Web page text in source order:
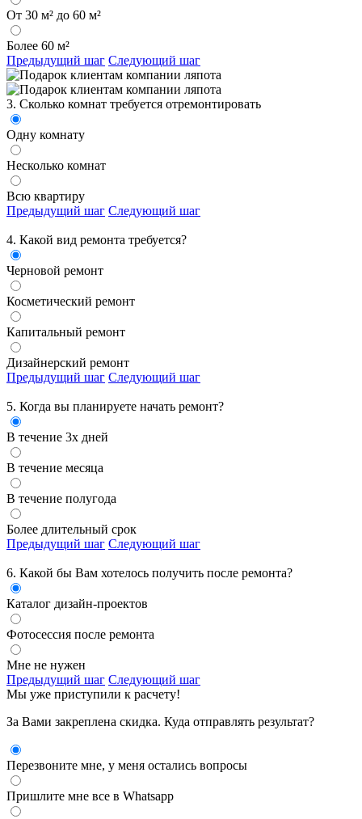
От 30 м² до 60 м²
Более 60 м²
Предыдущий шаг Следующий шаг
3. Сколько комнат требуется отремонтировать
Одну комнату
Несколько комнат
Всю квартиру
Предыдущий шаг Следующий шаг
4. Какой вид ремонта требуется?
Черновой ремонт
Косметический ремонт
Капитальный ремонт
Дизайнерский ремонт
Предыдущий шаг Следующий шаг
5. Когда вы планируете начать ремонт?
В течение 3х дней
В течение месяца
В течение полугода
Более длительный срок
Предыдущий шаг Следующий шаг
6. Какой бы Вам хотелось получить после ремонта?
Каталог дизайн-проектов
Фотосессия после ремонта
Мне не нужен
Предыдущий шаг Следующий шаг
Мы уже приступили к расчету!
За Вами закреплена скидка. Куда отправлять результат?
Перезвоните мне, у меня остались вопросы
Пришлите мне все в Whatsapp